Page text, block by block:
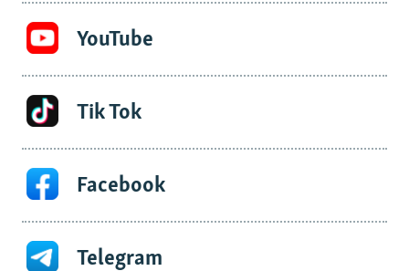
YouTube
Tik Tok
Facebook
Telegram